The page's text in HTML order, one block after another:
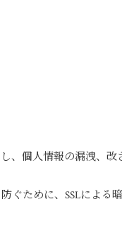
、個人情報の漏洩、
ために、SSLによる